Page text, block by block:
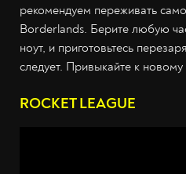
рекомендуем переживать
Borderlands. Берите любую
ноут, и приготовьтесь
следует. Привыкайте к
ROCKET LEAGUE